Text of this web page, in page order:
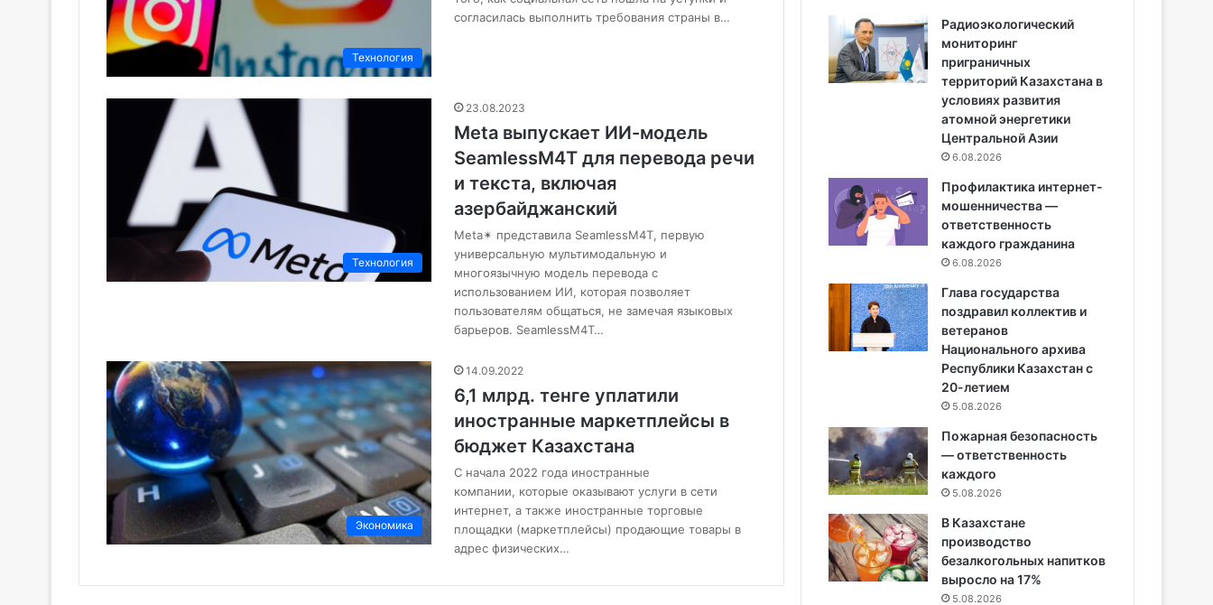
Технология
согласилась выполнить требования страны в…
Технология
23.08.2023
Meta выпускает ИИ-модель
SeamlessM4T для перевода речи
и текста, включая
азербайджанский
Meta✴ представила SeamlessM4T, первую
универсальную мультимодальную и
многоязычную модель перевода с
использованием ИИ, которая позволяет
пользователям общаться, не замечая языковых
барьеров. SeamlessM4T…
Экономика
14.09.2022
6,1 млрд. тенге уплатили
иностранные маркетплейсы в
бюджет Казахстана
С начала 2022 года иностранные
компании, которые оказывают услуги в сети
интернет, а также иностранные торговые
площадки (маркетплейсы) продающие товары в
адрес физических…
Радиоэкологический
мониторинг
приграничных
территорий Казахстана в
условиях развития
атомной энергетики
Центральной Азии
6.08.2026
Профилактика интернет-
мошенничества —
ответственность
каждого гражданина
6.08.2026
Глава государства
поздравил коллектив и
ветеранов
Национального архива
Республики Казахстан с
20-летием
5.08.2026
Пожарная безопасность
— ответственность
каждого
5.08.2026
В Казахстане
производство
безалкогольных напитков
выросло на 17%
5.08.2026